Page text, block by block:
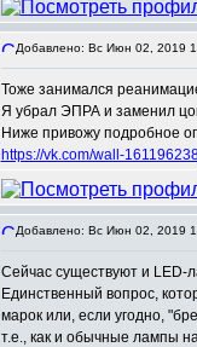
Добавлено: Вс Июн 02, 2019
Тоже занимался
Я убрал ЭПРА и заменил
Ниже привожу подробное
https://vk.com/wall-
Добавлено: Вс Июн 02, 2019
Сейчас существуют и LED-
Единственный вопрос,
марок или, если угодно,
т.е., как и обычные лампы